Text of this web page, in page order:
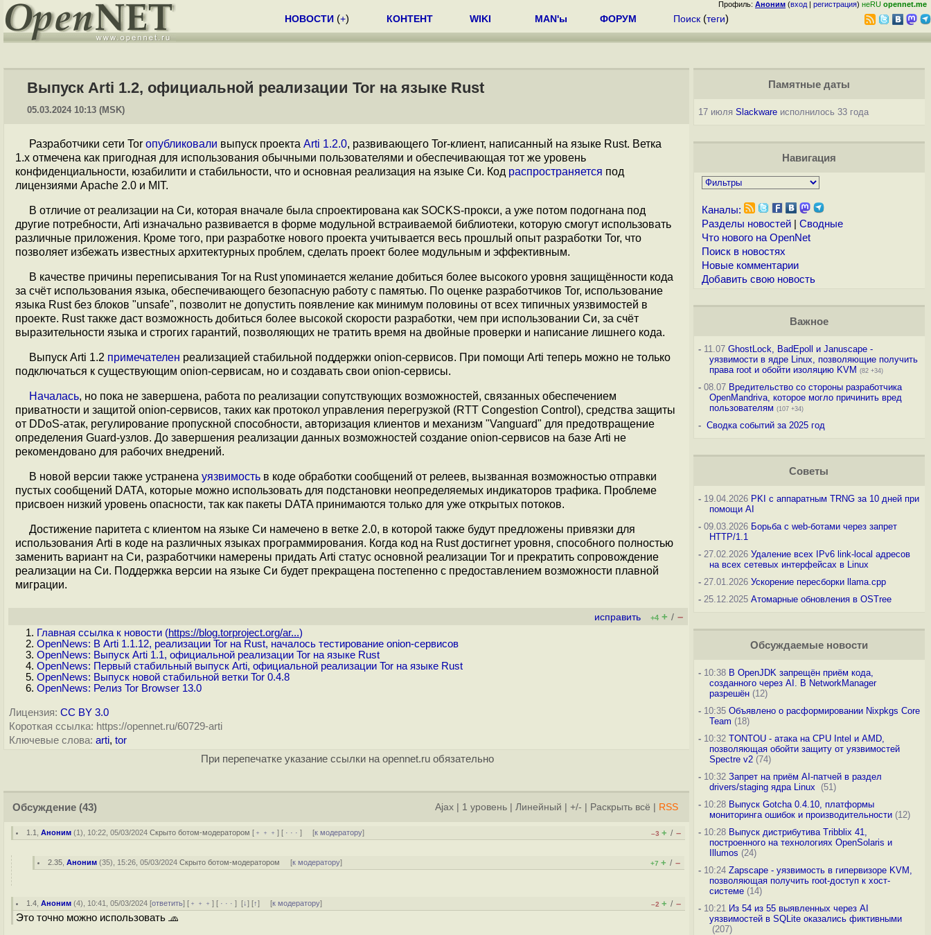
Профиль: Аноним (вход | регистрация) неRU opennet.me
НОВОСТИ (+) КОНТЕНТ WIKI MAN'ы ФОРУМ Поиск (теги)
Выпуск Arti 1.2, официальной реализации Tor на языке Rust
05.03.2024 10:13 (MSK)
Разработчики сети Tor опубликовали выпуск проекта Arti 1.2.0, развивающего Tor-клиент, написанный на языке Rust. Ветка
1.x отмечена как пригодная для использования обычными пользователями и обеспечивающая тот же уровень
конфиденциальности, юзабилити и стабильности, что и основная реализация на языке Си. Код распространяется под
лицензиями Apache 2.0 и MIT.
В отличие от реализации на Си, которая вначале была спроектирована как SOCKS-прокси, а уже потом подогнана под
другие потребности, Arti изначально развивается в форме модульной встраиваемой библиотеки, которую смогут использовать
различные приложения. Кроме того, при разработке нового проекта учитывается весь прошлый опыт разработки Tor, что
позволяет избежать известных архитектурных проблем, сделать проект более модульным и эффективным.
В качестве причины переписывания Tor на Rust упоминается желание добиться более высокого уровня защищённости кода
за счёт использования языка, обеспечивающего безопасную работу с памятью. По оценке разработчиков Tor, использование
языка Rust без блоков "unsafe", позволит не допустить появление как минимум половины от всех типичных уязвимостей в
проекте. Rust также даст возможность добиться более высокой скорости разработки, чем при использовании Си, за счёт
выразительности языка и строгих гарантий, позволяющих не тратить время на двойные проверки и написание лишнего кода.
Выпуск Arti 1.2 примечателен реализацией стабильной поддержки onion-сервисов. При помощи Arti теперь можно не только
подключаться к существующим onion-сервисам, но и создавать свои onion-сервисы.
Началась, но пока не завершена, работа по реализации сопутствующих возможностей, связанных обеспечением
приватности и защитой onion-сервисов, таких как протокол управления перегрузкой (RTT Congestion Control), средства защиты
от DDoS-атак, регулирование пропускной способности, авторизация клиентов и механизм "Vanguard" для предотвращение
определения Guard-узлов. До завершения реализации данных возможностей создание onion-сервисов на базе Arti не
рекомендовано для рабочих внедрений.
В новой версии также устранена уязвимость в коде обработки сообщений от релеев, вызванная возможностью отправки
пустых сообщений DATA, которые можно использовать для подстановки неопределяемых индикаторов трафика. Проблеме
присвоен низкий уровень опасности, так как пакеты DATA принимаются только для уже открытых потоков.
Достижение паритета с клиентом на языке Си намечено в ветке 2.0, в которой также будут предложены привязки для
использования Arti в коде на различных языках программирования. Когда код на Rust достигнет уровня, способного полностью
заменить вариант на Си, разработчики намерены придать Arti статус основной реализации Tor и прекратить сопровождение
реализации на Си. Поддержка версии на языке Си будет прекращена постепенно с предоставлением возможности плавной
миграции.
исправить +4 + / –
Главная ссылка к новости (https://blog.torproject.org/ar...)
OpenNews: В Arti 1.1.12, реализации Tor на Rust, началось тестирование onion-сервисов
OpenNews: Выпуск Arti 1.1, официальной реализации Tor на языке Rust
OpenNews: Первый стабильный выпуск Arti, официальной реализации Tor на языке Rust
OpenNews: Выпуск новой стабильной ветки Tor 0.4.8
OpenNews: Релиз Tor Browser 13.0
Лицензия: CC BY 3.0
Короткая ссылка: https://opennet.ru/60729-arti
Ключевые слова: arti, tor
При перепечатке указание ссылки на opennet.ru обязательно
Обсуждение (43) Ajax 1 уровень Линейный +/- Раскрыть всё RSS
1.1 ,Аноним (1), 10:22, 05/03/2024Скрыто ботом-модератором [ ﹢﹢﹢] [ · · ·] [к модератору] –3 + / –
2.35 ,Аноним (35), 15:26, 05/03/2024Скрыто ботом-модератором [к модератору] +7 + / –
1.4 ,Аноним (4), 10:41, 05/03/2024 [ответить] [ ﹢﹢﹢] [ · · ·][↓] [↑] [к модератору] –2 + / –
Это точно можно использовать 🧢
Памятные даты
17 июля Slackwareисполнилось 33 года
Навигация
Каналы:
Разделы новостей| Сводные
Что нового на OpenNet
Поиск в новостях
Новые комментарии
Добавить свою новость
Важное
-11.07 GhostLock, BadEpoll и Januscape -
уязвимости в ядре Linux, позволяющие получить
права root и обойти изоляцию KVM (82 +34)
-08.07 Вредительство со стороны разработчика
OpenMandriva, которое могло причинить вред
пользователям (107 +34)
- Сводка событий за 2025 год
Советы
-19.04.2026 PKI с аппаратным TRNG за 10 дней при
помощи AI
-09.03.2026 Борьба с web-ботами через запрет
HTTP/1.1
-27.02.2026 Удаление всех IPv6 link-local адресов
на всех сетевых интерфейсах в Linux
-27.01.2026 Ускорение пересборки llama.cpp
-25.12.2025 Атомарные обновления в OSTree
Обсуждаемые новости
-10:38 В OpenJDK запрещён приём кода,
созданного через AI. В NetworkManager
разрешён(12)
-10:35 Объявлено о расформировании Nixpkgs Core
Team (18)
-10:32 TONTOU - атака на CPU Intel и AMD,
позволяющая обойти защиту от уязвимостей
Spectre v2(74)
-10:32 Запрет на приём AI-патчей в раздел
drivers/staging ядра Linux
(51)
-10:28 Выпуск Gotcha 0.4.10, платформы
мониторинга ошибок и производительности(12)
-10:28 Выпуск дистрибутива Tribblix 41,
построенного на технологиях OpenSolaris и
Illumos (24)
-10:24 Zapscape - уязвимость в гипервизоре KVM,
позволяющая получить root-доступ к хост-
системе(14)
-10:21 Из 54 из 55 выявленных через AI
уязвимостей в SQLite оказались фиктивными
(207)